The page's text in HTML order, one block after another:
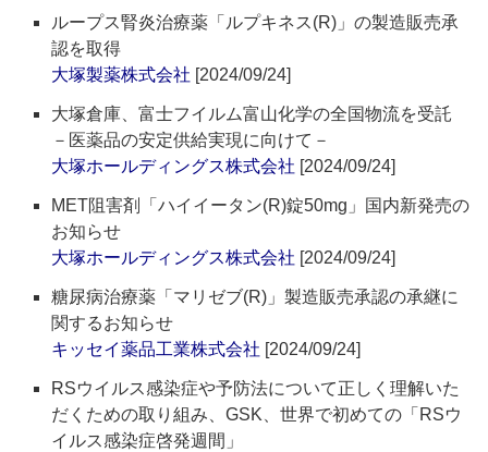
ループス腎炎治療薬「ルプキネス(R)」の製造販売承
認を取得
大塚製薬株式会社 [2024/09/24]
大塚倉庫、富士フイルム富山化学の全国物流を受託
－医薬品の安定供給実現に向けて－
大塚ホールディングス株式会社 [2024/09/24]
MET阻害剤「ハイイータン(R)錠50mg」国内新発売の
お知らせ
大塚ホールディングス株式会社 [2024/09/24]
糖尿病治療薬「マリゼブ(R)」製造販売承認の承継に
関するお知らせ
キッセイ薬品工業株式会社 [2024/09/24]
RSウイルス感染症や予防法について正しく理解いた
だくための取り組み、GSK、世界で初めての「RSウ
イルス感染症啓発週間」